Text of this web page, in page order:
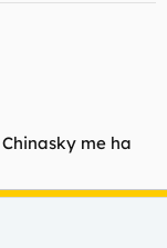
me ha